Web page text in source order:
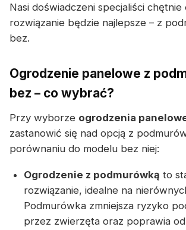
Nasi doświadczeni specjaliści chętnie
rozwiązanie będzie najlepsze – z
bez.
Ogrodzenie panelowe z
bez – co wybrać?
Przy wyborze ogrodzenia
zastanowić się nad opcją z
porównaniu do modelu bez niej:
Ogrodzenie z podmurówką to
rozwiązanie, idealne na
Podmurówka zmniejsza ryzyko
przez zwierzęta oraz poprawia